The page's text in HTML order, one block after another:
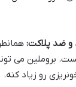
و ضد پلاکت:
بروملین می تونه
رو زیاد کنه.